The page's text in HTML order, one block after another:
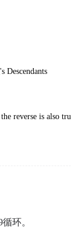
Descendants
reverse is also
环。